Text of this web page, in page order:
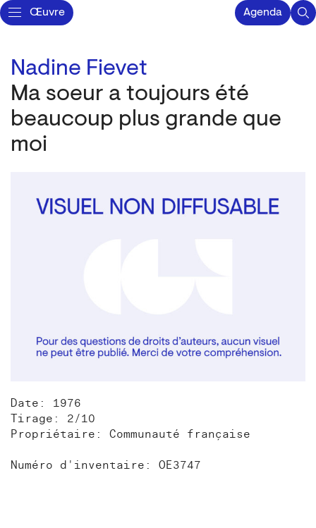
Œuvre Agenda
Nadine Fievet
Ma soeur a toujours été
beaucoup plus grande que
moi
Date: 1976
Tirage: 2/10
Propriétaire: Communauté française
Numéro d'inventaire: OE3747